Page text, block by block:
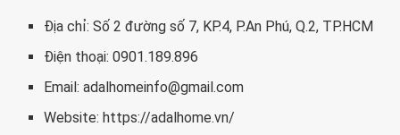
Địa chỉ: Số 2 đường số 7, KP.4, P.An Phú, Q.2, TP.HCM
Điện thoại: 0901.189.896
Email:adalhomeinfo@gmail.com
Website: https://adalhome.vn/